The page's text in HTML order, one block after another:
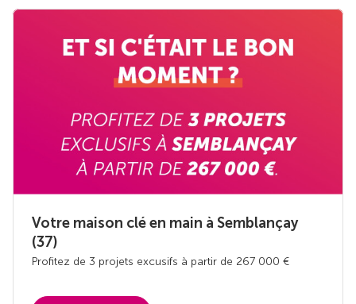
Votre maison clé en main à Semblançay
(37)
Profitez de 3 projets excusifs à partir de 267 000 €